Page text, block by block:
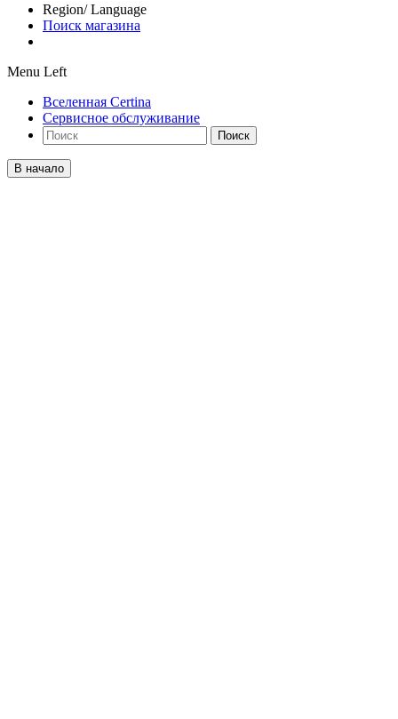
Region/ Language
Поиск магазина
Menu Left
Вселенная Certina
Сервисное обслуживание
Поиск
В начало